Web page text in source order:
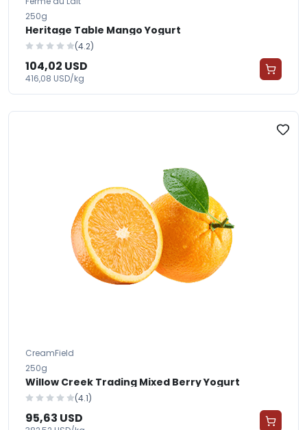
250g
Heritage Table Mango Yogurt
(4.2)
104,02 USD
416,08 USD/kg
CreamField
250g
Willow Creek Trading Mixed Berry Yogurt
(4.1)
95,63 USD